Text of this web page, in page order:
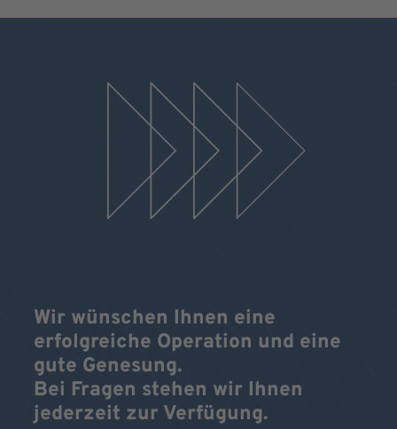
Wir wünschen Ihnen eine
erfolgreiche Operation und eine
gute Genesung.
Bei Fragen stehen wir Ihnen
jederzeit zur Verfügung.